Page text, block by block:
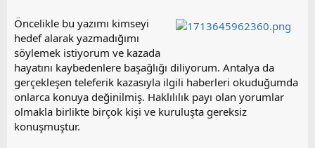
a
n
i
h
i
Öncelikle bu yazımı kimseyi
hedef alarak yazmadığımı
söylemek istiyorum ve kazada
hayatını kaybedenlere başağlığı diliyorum. Antalya da
gerçekleşen teleferik kazasıyla ilgili haberleri okuduğumda
onlarca konuya değinilmiş. Haklılılık payı olan yorumlar
olmakla birlikte birçok kişi ve kuruluşta gereksiz
konuşmuştur.